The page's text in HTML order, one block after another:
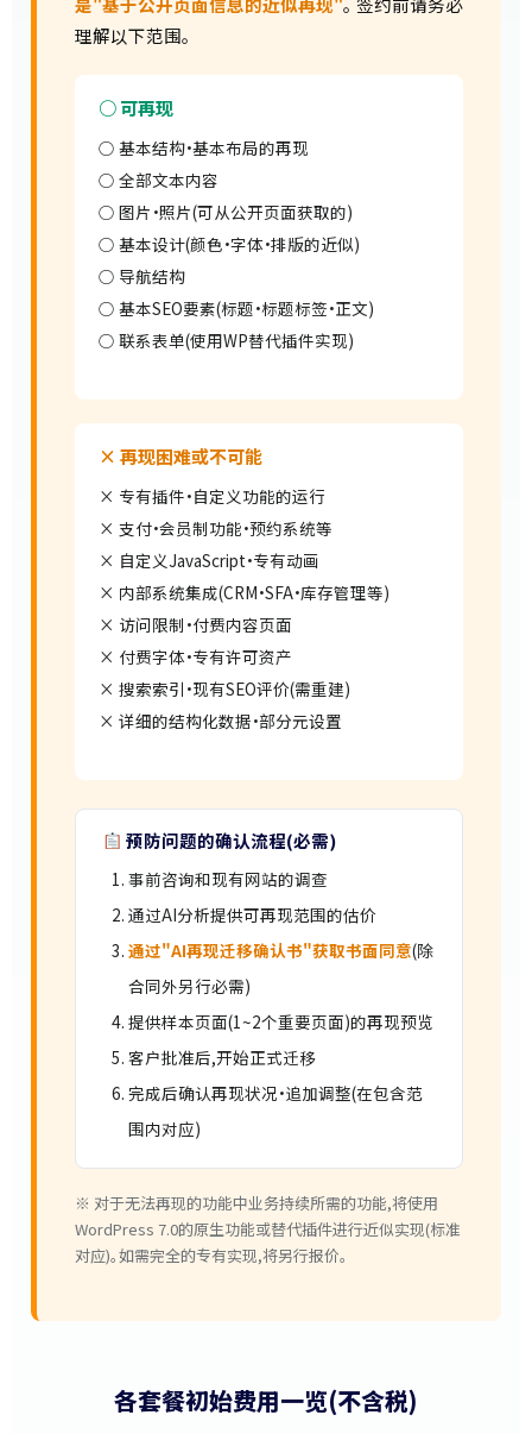
理解以下范围。
○ 可再现
○ 基本结构·基本布局的再现
○ 全部文本内容
○ 图片·照片(可从公开页面获取的)
○ 基本设计(颜色·字体·排版的近似)
○ 导航结构
○ 基本SEO要素(标题·标题标签·正文)
○ 联系表单(使用WP替代插件实现)
× 再现困难或不可能
× 专有插件·自定义功能的运行
× 支付·会员制功能·预约系统等
× 自定义JavaScript·专有动画
× 内部系统集成(CRM·SFA·库存管理等)
× 访问限制·付费内容页面
× 付费字体·专有许可资产
× 搜索索引·现有SEO评价(需重建)
× 详细的结构化数据·部分元设置
预防问题的确认流程(必需)
事前咨询和现有网站的调查
通过AI分析提供可再现范围的估价
通过"AI再现迁移确认书"获取书面同意(除
合同外另行必需)
提供样本页面(1~2个重要页面)的再现预览
客户批准后,开始正式迁移
完成后确认再现状况·追加调整(在包含范
围内对应)
※ 对于无法再现的功能中业务持续所需的功能,将使用
WordPress 7.0的原生功能或替代插件进行近似实现(标准
对应)。如需完全的专有实现,将另行报价。
各套餐初始费用一览(不含税)